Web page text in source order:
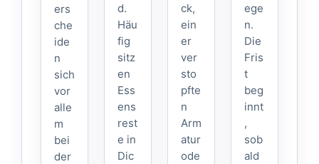
ers
che
ide
n
sich
vor
alle
m
bei
der
d.
Häu
fig
sitz
en
Ess
ens
rest
e in
Dic
ck,
ein
er
ver
sto
pfte
n
Arm
atur
ode
ege
n.
Die
Fris
t
beg
innt
,
sob
ald